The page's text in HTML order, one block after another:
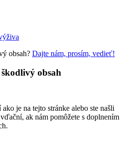
obsah? Dajte nám, prosím, vedieť!
obsah
je na tejto stránke alebo ste našli
ak nám pomôžete s doplnením